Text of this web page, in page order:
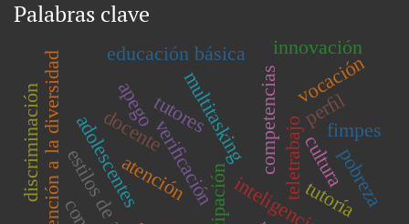
Palabras clave
multitasking
atención
veriﬁcación inteligencia
competencias
tutores
teletrabajo
apego
cultura
atención a la diversidad educación básica
docente
vocación
tutoría
adolescentes
perﬁl
innovación
pobreza
discriminación fimpes